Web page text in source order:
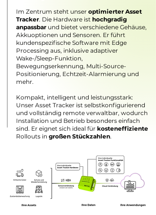
Im Zentrum steht unser optimierter Asset
Tracker. Die Hardware ist hochgradig
anpassbar und bietet verschiedene Gehäuse,
Akkuoptionen und Sensoren. Er führt
kundenspezifische Software mit Edge
Processing aus, inklusive adaptiver
Wake-/Sleep-Funktion,
Bewegungserkennung, Multi-Source-
Positionierung, Echtzeit-Alarmierung und
mehr.
Kompakt, intelligent und leistungsstark:
Unser Asset Tracker ist selbstkonfigurierend
und vollständig remote verwaltbar, wodurch
Installation und Betrieb besonders einfach
sind. Er eignet sich ideal für kosteneffiziente
Rollouts in großen Stückzahlen.